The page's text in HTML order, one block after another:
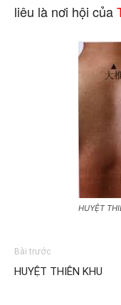
liêu là nơi hội của
HUYỆT
Bài trước
HUYỆT THIÊN KHU